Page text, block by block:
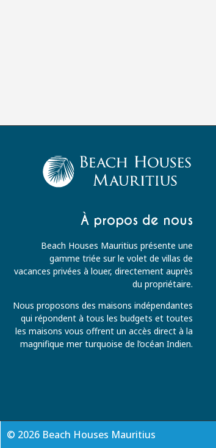
À propos de nous
Beach Houses Mauritius présente une
gamme triée sur le volet de villas de
vacances privées à louer, directement auprès
du propriétaire.
Nous proposons des maisons indépendantes
qui répondent à tous les budgets et toutes
les maisons vous offrent un accès direct à la
magnifique mer turquoise de l’océan Indien.
© 2026 Beach Houses Mauritius